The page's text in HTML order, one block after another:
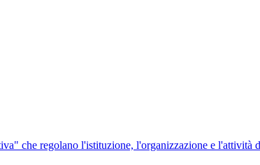
che regolano l'istituzione, l'organizzazione e l'attività